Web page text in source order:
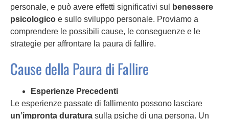
personale, e può avere effetti significativi sul
benessere
psicologico e sullo sviluppo personale. Proviamo a
comprendere le possibili cause, le conseguenze e le
strategie per affrontare la paura di fallire.
Cause della Paura di Fallire
Esperienze Precedenti
Le esperienze passate di fallimento possono lasciare
un’impronta duratura sulla psiche di una persona. Un